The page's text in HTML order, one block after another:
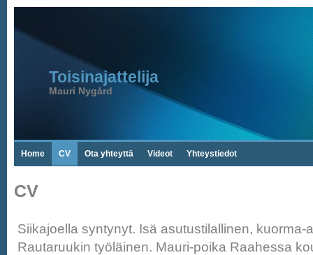
Toisinajattelija
Mauri Nygård
Home CV Ota yhteyttä Videot Yhteystiedot
CV
Siikajoella syntynyt. Isä asutustilallinen, kuorma-
Rautaruukin työläinen. Mauri-poika Raahessa